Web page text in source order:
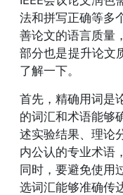
法和拼写正确等多
善论文的语言质量
部分也是提升论文
了解一下。
首先，精确用词是
的词汇和术语能够
述实验结果、理论
内公认的专业术语
同时，要避免使用
选词汇能够准确传